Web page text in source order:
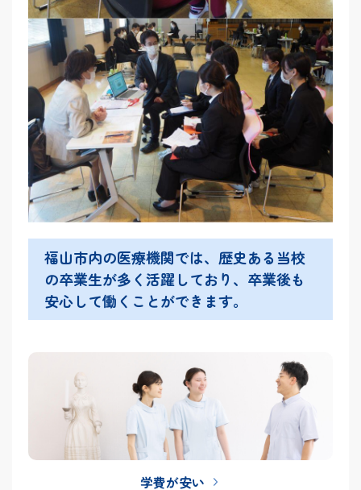
福山市内の医療機関では、歴史ある当校
の卒業生が多く活躍しており、卒業後も
安心して働くことができます。
学費が安い